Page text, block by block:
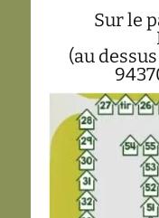
Sur le
(au